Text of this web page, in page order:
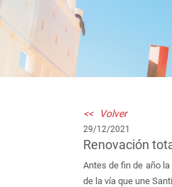
<< Volver
29/12/2021
Renovación
Antes de fin de año
de la vía que une